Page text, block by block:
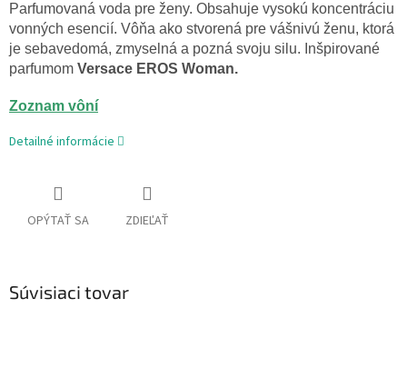
Parfumovaná voda pre ženy. Obsahuje vysokú koncentráciu
vonných esencií. Vôňa ako stvorená pre vášnivú ženu, ktorá
je sebavedomá, zmyselná a pozná svoju silu. Inšpirované
parfumom Versace EROS Woman.
Zoznam vôní
Detailné informácie
OPÝTAŤ SA ZDIEĽAŤ
Súvisiaci tovar